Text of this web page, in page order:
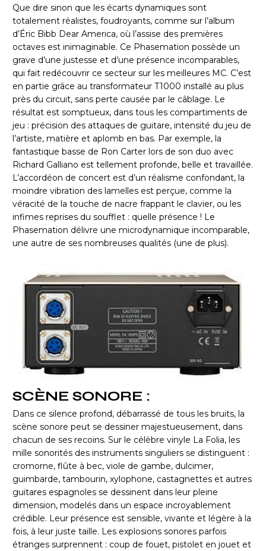
Que dire sinon que les écarts dynamiques sont
totalement réalistes, foudroyants, comme sur l’album
d’Éric Bibb Dear America, où l’assise des premières
octaves est inimaginable. Ce Phasemation possède un
grave d’une justesse et d’une présence incomparables,
qui fait redécouvrir ce secteur sur les meilleures MC. C’est
en partie grâce au transformateur T1000 installé au plus
près du circuit, sans perte causée par le câblage. Le
résultat est somptueux, dans tous les compartiments de
jeu : précision des attaques de guitare, intensité du jeu de
l’artiste, matière et aplomb en bas. Par exemple, la
fantastique basse de Ron Carter lors de son duo avec
Richard Galliano est tellement profonde, belle et travaillée.
L’accordéon de concert est d’un réalisme confondant, la
moindre vibration des lamelles est perçue, comme la
véracité de la touche de nacre frappant le clavier, ou les
infimes reprises du soufflet : quelle présence ! Le
Phasemation délivre une microdynamique incomparable,
une autre de ses nombreuses qualités (une de plus).
SCÈNE SONORE :
Dans ce silence profond, débarrassé de tous les bruits, la
scène sonore peut se dessiner majestueusement, dans
chacun de ses recoins. Sur le célèbre vinyle La Folia, les
mille sonorités des instruments singuliers se distinguent :
cromorne, flûte à bec, viole de gambe, dulcimer,
guimbarde, tambourin, xylophone, castagnettes et autres
guitares espagnoles se dessinent dans leur pleine
dimension, modelés dans un espace incroyablement
crédible. Leur présence est sensible, vivante et légère à la
fois, à leur juste taille. Les explosions sonores parfois
étranges surprennent : coup de fouet, pistolet en jouet et